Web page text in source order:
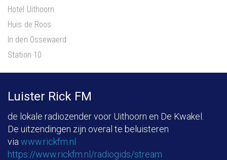
Hotel Uithoorn
Huis de Roos
In den Ossewaerd
Station 10
Luister Rick FM
de lokale radiozender voor Uithoorn en De Kwakel.
De uitzendingen zijn overal te beluisteren
via www.rickfm.nl
https://www.rickfm.nl/radiogids/stream